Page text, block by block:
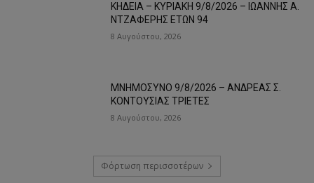
ΚΗΔΕΙΑ – ΚΥΡΙΑΚΗ 9/8/2026 – ΙΩΑΝΝΗΣ Α.
ΝΤΖΑΦΕΡΗΣ ΕΤΩΝ 94
8 Αυγούστου, 2026
ΜΝΗΜΟΣΥΝΟ 9/8/2026 – ΑΝΔΡΕΑΣ Σ.
ΚΟΝΤΟΥΣΙΑΣ ΤΡΙΕΤΕΣ
8 Αυγούστου, 2026
Φόρτωση περισσοτέρων